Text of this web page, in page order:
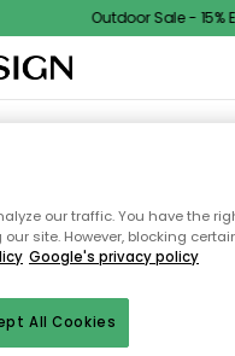
Outdoor Sale - 15%
AUFBEWAHRUNG
our traffic. You have the
site. However, blocking
Google's privacy policy
All Cookies